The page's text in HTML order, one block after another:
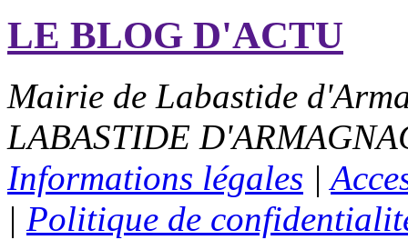
LE BLOG D'ACTU
Mairie de Labastide
LABASTIDE
Informations légales |
| Politique de